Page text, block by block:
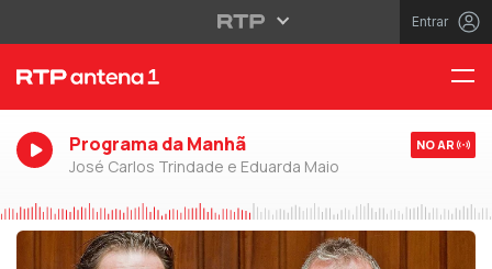
Entrar
Programa da Manhã
José Carlos Trindade e Eduarda Maio
NO AR